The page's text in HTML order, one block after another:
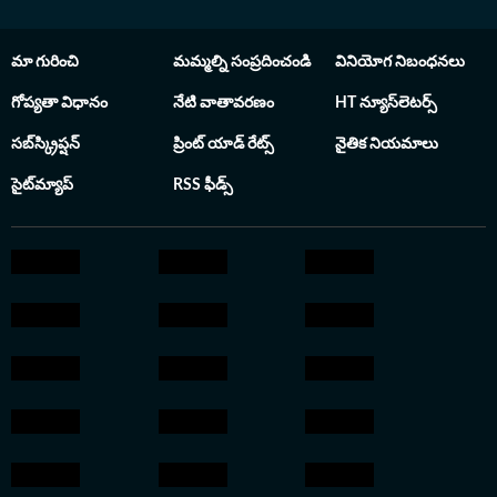
ఇన్​స్టా అవార్డులు
డిజిటల్ జర్నలిజంలో
ఖచ్చితత్వానికి
జర్నలిజం అండ్
మా గురించి మమ్మల్ని సంప్రదించండి వినియోగ నిబంధనలు
గోప్యతా విధానం నేటి వాతావరణం HT న్యూస్‌లెటర్స్
సబ్‌స్క్రిప్షన్ ప్రింట్ యాడ్ రేట్స్ నైతిక నియమాలు
సైట్‌మ్యాప్ RSS ఫీడ్స్